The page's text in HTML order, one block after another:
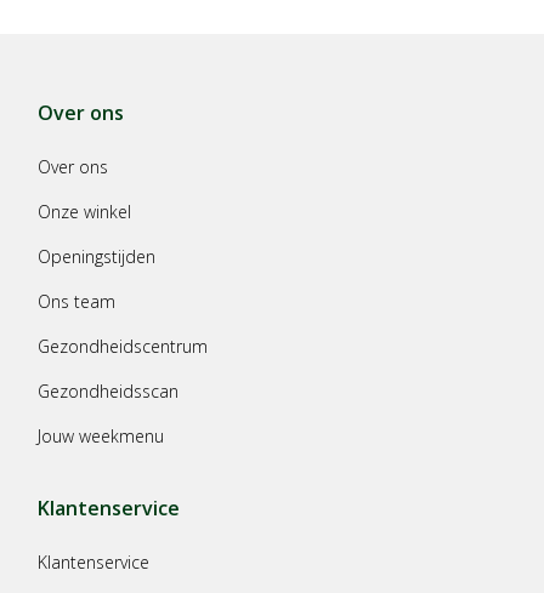
Over ons
Over ons
Onze winkel
Openingstijden
Ons team
Gezondheidscentrum
Gezondheidsscan
Jouw weekmenu
Klantenservice
Klantenservice